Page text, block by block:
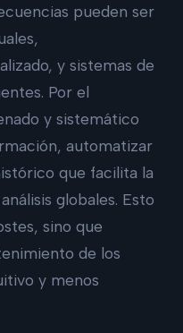
pueden ser
y sistemas de
Por el
y sistemático
automatizar
que facilita la
globales. Esto
sino que
de los
y menos